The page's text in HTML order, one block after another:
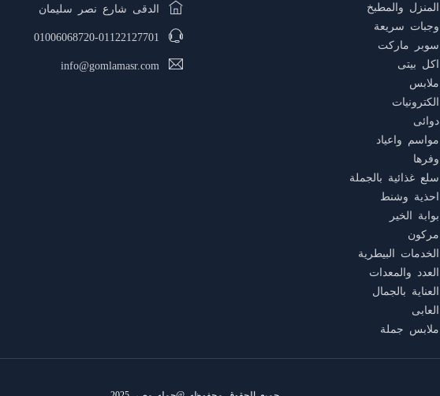
المنزل والمطبخ
وجبات سريعة
سوبر ماركت
اكل بيتى
ملابس
الكترونيات
دوائى
مواسم واعياد
وفرها
سلع غذائية بالجملة
احذية وشنط
بوابة الخير
مركون
الخدمات البيطرية
العدد والمعدات
العناية بالجمال
العابى
ملابس جملة
الدقى شارع نصر سليمان
01006068720-01122127701
info@gomlamasr.com